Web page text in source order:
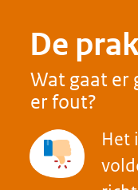
verwarring
Het
van
overheid